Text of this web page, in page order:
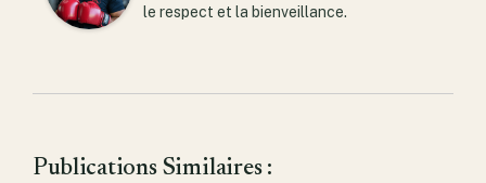
le respect et la bienveillance.
Publications Similaires :